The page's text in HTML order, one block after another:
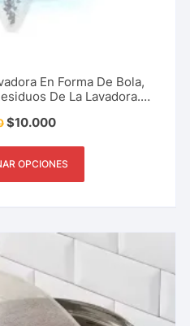
En Forma De Bola,
De La Lavadora.
$10.000
OPCIONES